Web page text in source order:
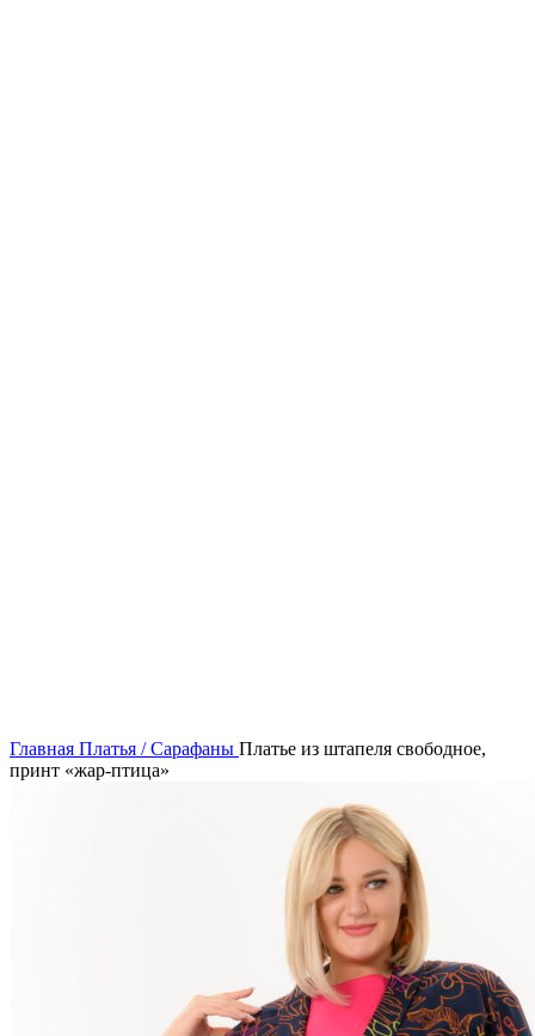
Главная Платья / Сарафаны Платье из штапеля свободное,
принт «жар-птица»